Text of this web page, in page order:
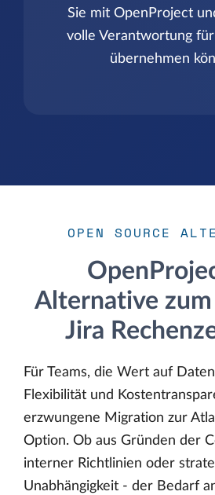
Sie mit OpenProject
volle Verantwortung
übernehmen
OPEN SOURCE
Alternative zum
Jira
Für Teams, die Wert auf
Flexibilität und
erzwungene Migration zur
Option. Ob aus Gründen der
interner Richtlinien oder
Unabhängigkeit - der Bedarf